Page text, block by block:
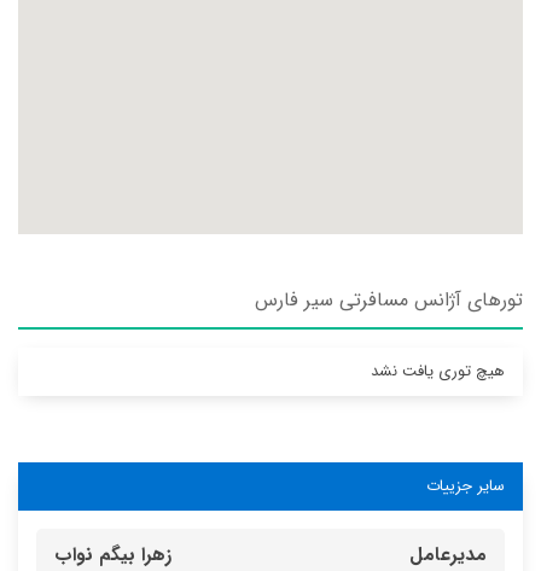
تورهای آژانس مسافرتی سير فارس
هیچ توری یافت نشد
سایر جزییات
مدیرعامل زهرا بیگم نواب